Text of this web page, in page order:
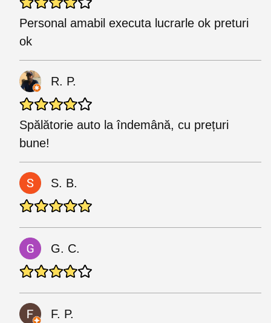
Personal amabil executa lucrarle ok preturi
ok
R. P.
Spălătorie auto la îndemână, cu prețuri
bune!
S. B.
G. C.
F. P.